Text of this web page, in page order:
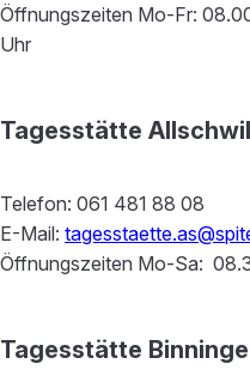
Öffnungszeiten Mo-Fr:
Uhr
Tagesstätte Allschwil
Telefon: 061 481 88 08
E-Mail:
Öffnungszeiten Mo-Sa:
Tagesstätte